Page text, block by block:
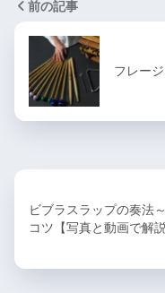
前の記事
フレー
ビブラスラップの奏法
コツ【写真と動画で解